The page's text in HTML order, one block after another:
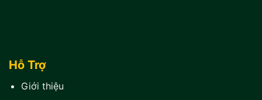
Hỗ Trợ
Giới thiệu